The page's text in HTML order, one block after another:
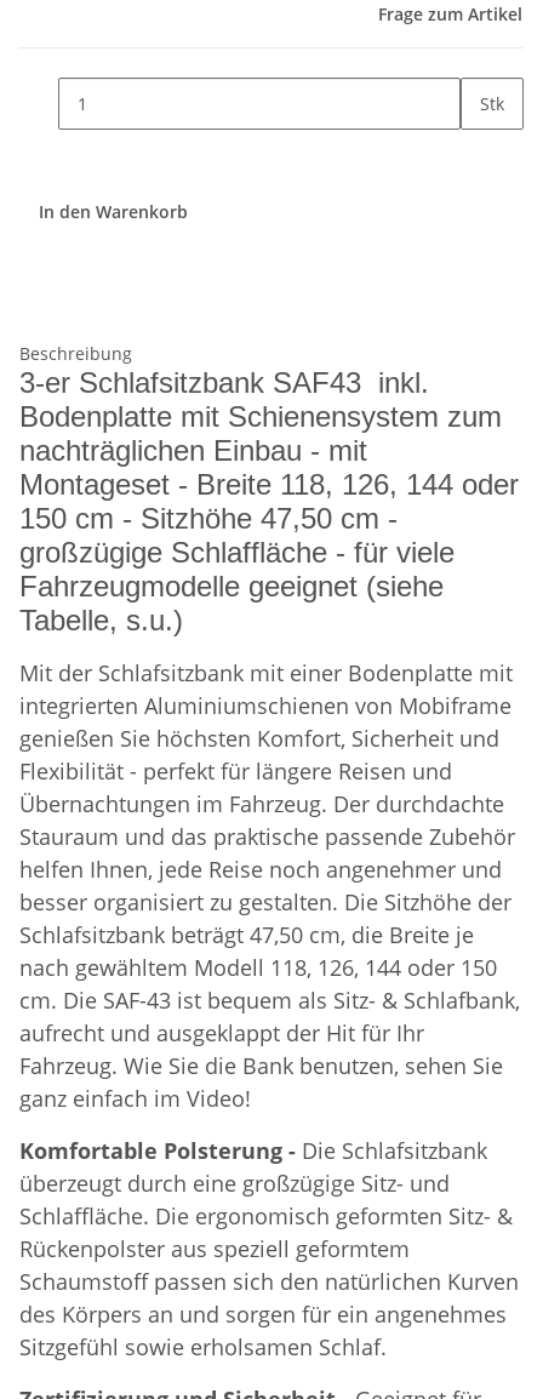
Frage zum Artikel
Stk
In den Warenkorb
Beschreibung
3-er Schlafsitzbank SAF43 inkl.
Bodenplatte mit Schienensystem zum
nachträglichen Einbau - mit
Montageset - Breite 118, 126, 144 oder
150 cm - Sitzhöhe 47,50 cm -
großzügige Schlaffläche - für viele
Fahrzeugmodelle geeignet (siehe
Tabelle, s.u.)
Mit der Schlafsitzbank mit einer Bodenplatte mit
integrierten Aluminiumschienen von Mobiframe
genießen Sie höchsten Komfort, Sicherheit und
Flexibilität - perfekt für längere Reisen und
Übernachtungen im Fahrzeug. Der durchdachte
Stauraum und das praktische passende Zubehör
helfen Ihnen, jede Reise noch angenehmer und
besser organisiert zu gestalten. Die Sitzhöhe der
Schlafsitzbank beträgt 47,50 cm, die Breite je
nach gewähltem Modell 118, 126, 144 oder 150
cm. Die SAF-43 ist bequem als Sitz- & Schlafbank,
aufrecht und ausgeklappt der Hit für Ihr
Fahrzeug. Wie Sie die Bank benutzen, sehen Sie
ganz einfach im Video!
Komfortable Polsterung - Die Schlafsitzbank
überzeugt durch eine großzügige Sitz- und
Schlaffläche. Die ergonomisch geformten Sitz- &
Rückenpolster aus speziell geformtem
Schaumstoff passen sich den natürlichen Kurven
des Körpers an und sorgen für ein angenehmes
Sitzgefühl sowie erholsamen Schlaf.